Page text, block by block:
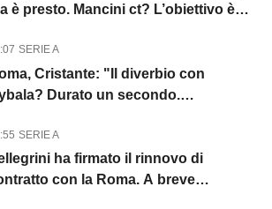
è presto. Mancini ct? L’obiettivo è
SERIE A
Cristante: "Il diverbio con
Durato un secondo.
SERIE A
ha firmato il rinnovo di
con la Roma. A breve